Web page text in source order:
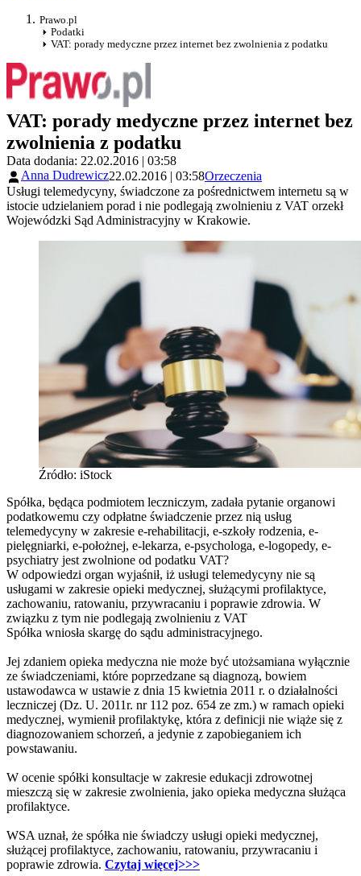
Prawo.pl
Podatki
VAT: porady medyczne przez internet bez zwolnienia z podatku
VAT: porady medyczne przez internet bez
zwolnienia z podatku
Data dodania: 22.02.2016 | 03:58
Anna Dudrewicz22.02.2016 | 03:58Orzeczenia
Usługi telemedycyny, świadczone za pośrednictwem internetu są w
istocie udzielaniem porad i nie podlegają zwolnieniu z VAT orzekł
Wojewódzki Sąd Administracyjny w Krakowie.
Źródło: iStock
Spółka, będąca podmiotem leczniczym, zadała pytanie organowi
podatkowemu czy odpłatne świadczenie przez nią usług
telemedycyny w zakresie e-rehabilitacji, e-szkoły rodzenia, e-
pielęgniarki, e-położnej, e-lekarza, e-psychologa, e-logopedy, e-
psychiatry jest zwolnione od podatku VAT?
W odpowiedzi organ wyjaśnił, iż usługi telemedycyny nie są
usługami w zakresie opieki medycznej, służącymi profilaktyce,
zachowaniu, ratowaniu, przywracaniu i poprawie zdrowia. W
związku z tym nie podlegają zwolnieniu z VAT
Spółka wniosła skargę do sądu administracyjnego.
Jej zdaniem opieka medyczna nie może być utożsamiana wyłącznie
ze świadczeniami, które poprzedzane są diagnozą, bowiem
ustawodawca w ustawie z dnia 15 kwietnia 2011 r. o działalności
leczniczej (Dz. U. 2011r. nr 112 poz. 654 ze zm.) w ramach opieki
medycznej, wymienił profilaktykę, która z definicji nie wiąże się z
diagnozowaniem schorzeń, a jedynie z zapobieganiem ich
powstawaniu.
W ocenie spółki konsultacje w zakresie edukacji zdrowotnej
mieszczą się w zakresie zwolnienia, jako opieka medyczna służąca
profilaktyce.
WSA uznał, że spółka nie świadczy usługi opieki medycznej,
służącej profilaktyce, zachowaniu, ratowaniu, przywracaniu i
poprawie zdrowia. Czytaj więcej>>>